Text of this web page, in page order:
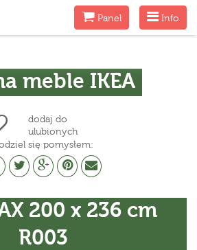
Menu
Info
MenuPanel
meble IKEA
dodaj do
ulubionych
się pomysłem:
200 x 236 cm
R003